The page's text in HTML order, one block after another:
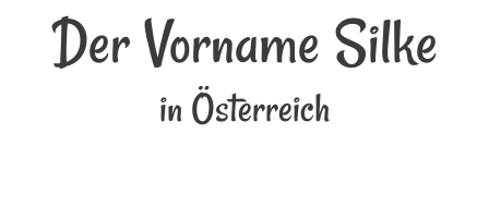
Der Vorname Silke
in Österreich